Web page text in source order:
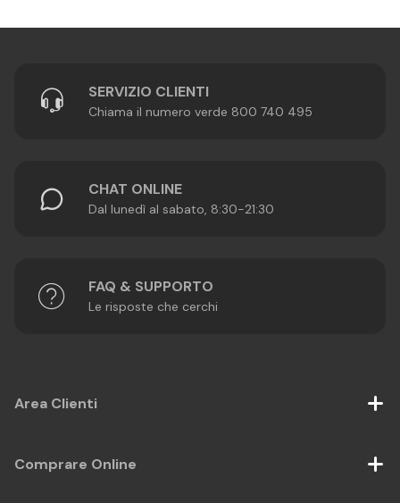
SERVIZIO CLIENTI
Chiama il numero verde 800 740 495
CHAT ONLINE
Dal lunedì al sabato, 8:30-21:30
FAQ & SUPPORTO
Le risposte che cerchi
Area Clienti
Comprare Online